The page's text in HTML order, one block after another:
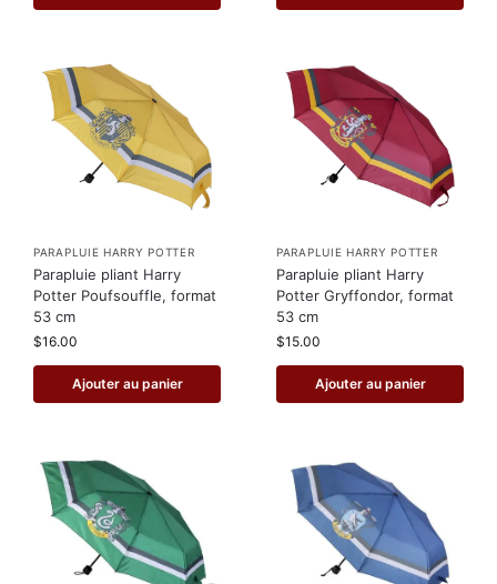
PARAPLUIE HARRY POTTER
Parapluie pliant Harry
Potter Poufsouffle, format
53 cm
$16.00
Ajouter au panier
PARAPLUIE HARRY POTTER
Parapluie pliant Harry
Potter Gryffondor, format
53 cm
$15.00
Ajouter au panier